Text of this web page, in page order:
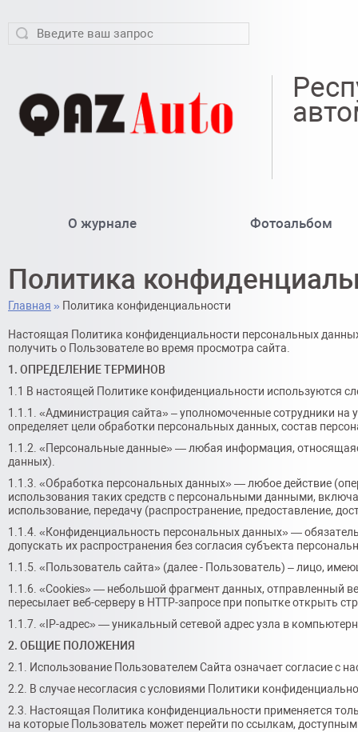
О журнале Фотоальбом
Политика
Главная » Политика конфиденциальности
Настоящая Политика конфиденциальности персональных
получить о Пользователе во время просмотра сайта.
1. ОПРЕДЕЛЕНИЕ ТЕРМИНОВ
1.1 В настоящей Политике конфиденциальности используются
1.1.1. «Администрация сайта» – уполномоченные сотрудники
определяет цели обработки персональных данных, состав
1.1.2. «Персональные данные» — любая информация,
данных).
1.1.3. «Обработка персональных данных» — любое действие
использования таких средств с персональными данными,
использование, передачу (распространение, предоставление,
1.1.4. «Конфиденциальность персональных данных» —
допускать их распространения без согласия субъекта
1.1.5. «Пользователь сайта» (далее - Пользователь) – лицо,
1.1.6. «Cookies» — небольшой фрагмент данных, отправленный
пересылает веб-серверу в HTTP-запросе при попытке открыть
1.1.7. «IP-адрес» — уникальный сетевой адрес узла в
2. ОБЩИЕ ПОЛОЖЕНИЯ
2.1. Использование Пользователем Сайта означает согласие с
2.2. В случае несогласия с условиями Политики
2.3. Настоящая Политика конфиденциальности применяется
на которые Пользователь может перейти по ссылкам,